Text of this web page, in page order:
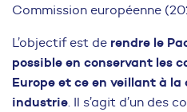
Commission européenne
L’objectif est de rendre le
possible en conservant les
Europe et ce en veillant à
industrie . Il s’agit d’un des